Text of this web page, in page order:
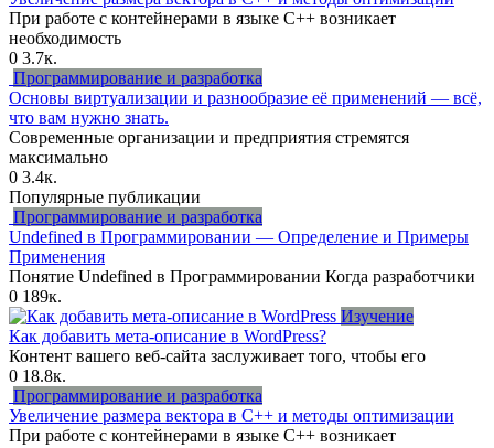
При работе с контейнерами в языке C++ возникает
необходимость
0 3.7к.
Программирование и разработка
Основы виртуализации и разнообразие её применений — всё,
что вам нужно знать.
Современные организации и предприятия стремятся
максимально
0 3.4к.
Популярные публикации
Программирование и разработка
Undefined в Программировании — Определение и Примеры
Применения
Понятие Undefined в Программировании Когда разработчики
0 189к.
Изучение
Как добавить мета-описание в WordPress?
Контент вашего веб-сайта заслуживает того, чтобы его
0 18.8к.
Программирование и разработка
Увеличение размера вектора в C++ и методы оптимизации
При работе с контейнерами в языке C++ возникает